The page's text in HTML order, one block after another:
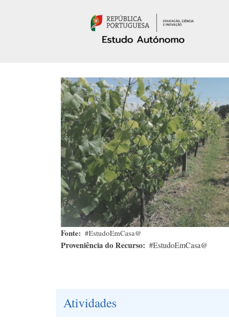
Fonte #EstudoEmCasa@
Proveniência do Recurso #EstudoEmCasa@
Atividades